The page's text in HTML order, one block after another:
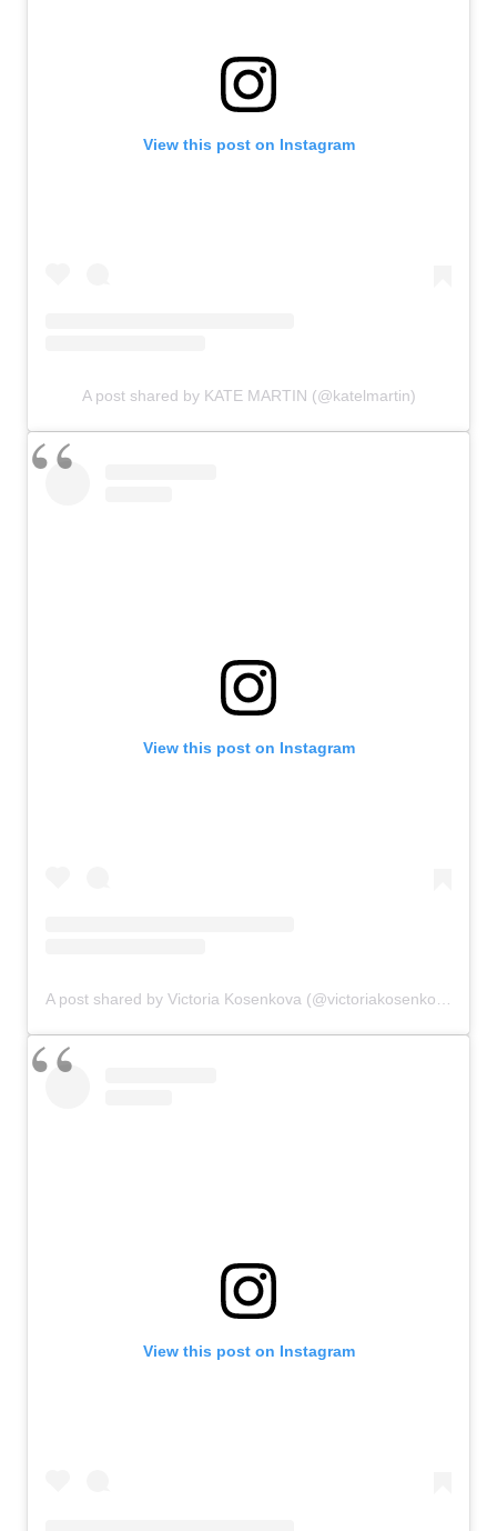
View this post on Instagram
A post shared by KATE MARTIN (@katelmartin)
View this post on Instagram
View this post on Instagram